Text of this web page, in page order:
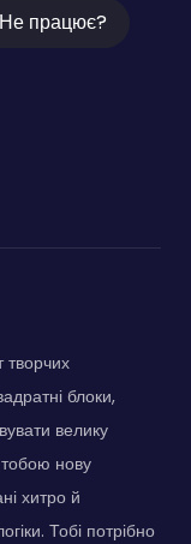
Не працює?
блоки,
велику
нову
хитро й
Тобі потрібно